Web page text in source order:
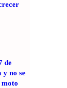
de
y no se